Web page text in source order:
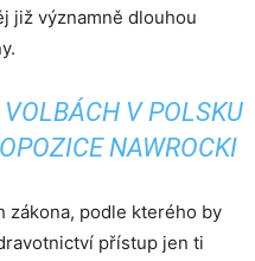
již významně dlouhou
V POLSKU
NAWROCKI
zákona, podle kterého by
přístup jen ti